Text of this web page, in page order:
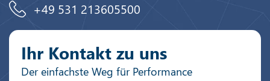
+49 531 213605500
Ihr Kontakt zu uns
Der einfachste Weg für Performance